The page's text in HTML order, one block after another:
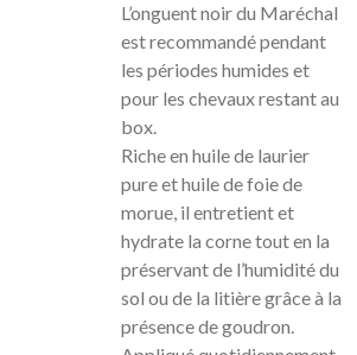
L’onguent noir du Maréchal
est recommandé pendant
les périodes humides et
pour les chevaux restant au
box.
Riche en huile de laurier
pure et huile de foie de
morue, il entretient et
hydrate la corne tout en la
préservant de l’humidité du
sol ou de la litière grâce à la
présence de goudron.